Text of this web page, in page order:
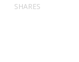
SHARES